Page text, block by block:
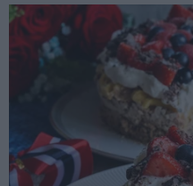
Hopp
hovedinnhold